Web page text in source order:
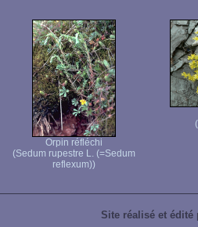
Orpin réfléchi
(Sedum rupestre L. (=Sedum
reflexum))
Site réalisé et édité